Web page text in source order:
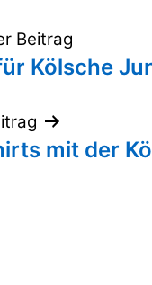
Beitrag
Kölsche
mit der